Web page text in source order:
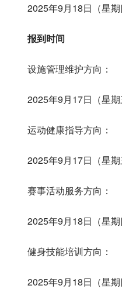
2025年9月18日（星期
报到时间
设施管理维护方向：
2025年9月17日（星期
运动健康指导方向：
2025年9月17日（星期
赛事活动服务方向：
2025年9月18日（星期
健身技能培训方向：
2025年9月18日（星期